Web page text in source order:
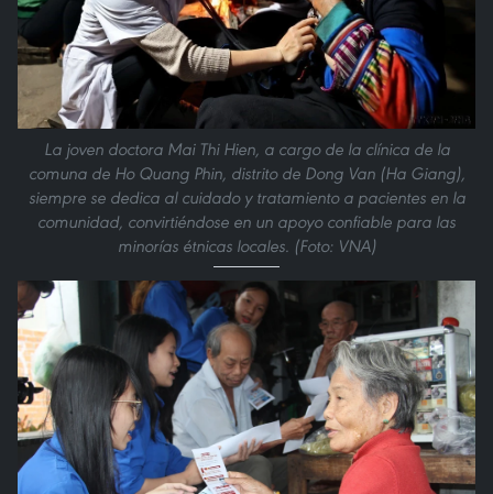
La joven doctora Mai Thi Hien, a cargo de la clínica de la
comuna de Ho Quang Phin, distrito de Dong Van (Ha Giang),
siempre se dedica al cuidado y tratamiento a pacientes en la
comunidad, convirtiéndose en un apoyo confiable para las
minorías étnicas locales. (Foto: VNA)